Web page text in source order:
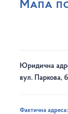
Мапа
Юридична
вул. Паркова,
Фактична